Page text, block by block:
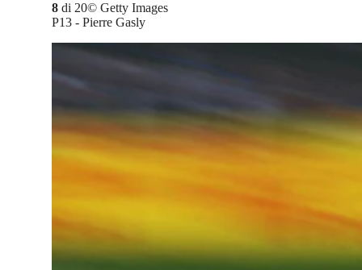
8 di 20© Getty Images
P13 - Pierre Gasly